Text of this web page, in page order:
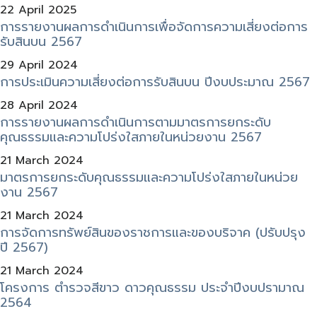
22 April 2025
การรายงานผลการดำเนินการเพื่อจัดการความเสี่ยงต่อการ
รับสินบน 2567
29 April 2024
การประเมินความเสี่ยงต่อการรับสินบน ปีงบประมาณ 2567
28 April 2024
การรายงานผลการดำเนินการตามมาตรการยกระดับ
คุณธรรมและความโปร่งใสภายในหน่วยงาน 2567
21 March 2024
มาตรการยกระดับคุณธรรมและความโปร่งใสภายในหน่วย
งาน 2567
21 March 2024
การจัดการทรัพย์สินของราชการและของบริจาค (ปรับปรุง
ปี 2567)
21 March 2024
โครงการ ตำรวจสีขาว ดาวคุณธรรม ประจำปีงบปรามาณ
2564